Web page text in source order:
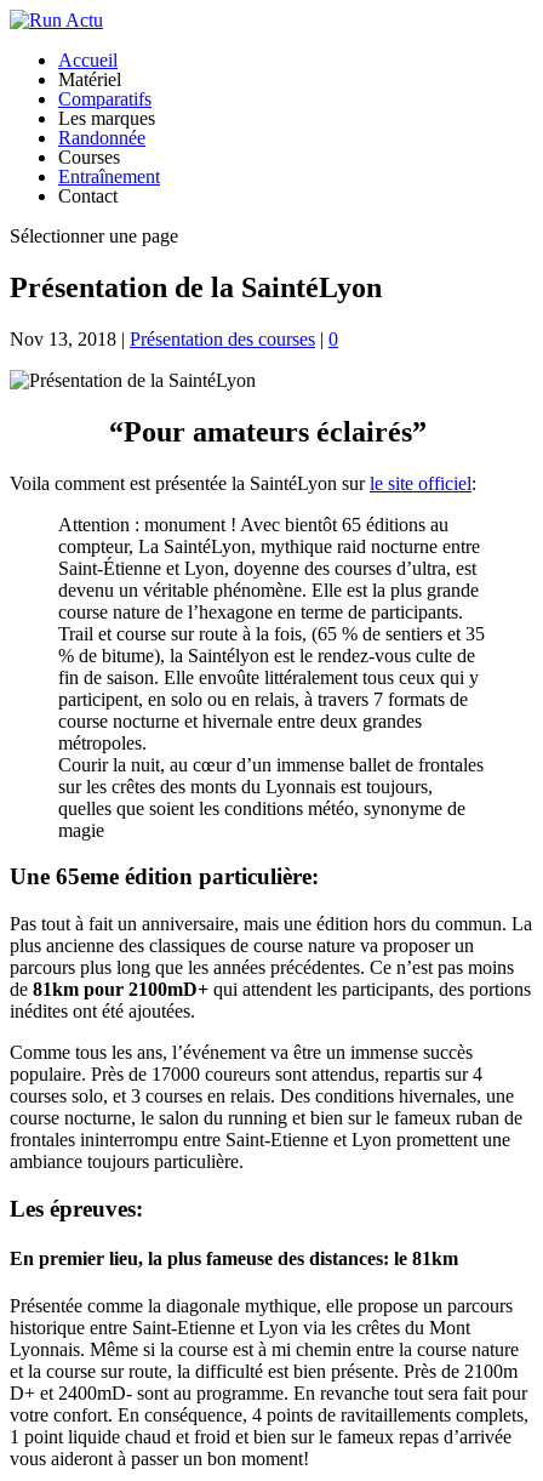
Accueil
Matériel
Comparatifs
Les marques
Randonnée
Courses
Entraînement
Contact
Sélectionner une page
Présentation de la SaintéLyon
Nov 13, 2018 | Présentation des courses | 0
“Pour amateurs éclairés”
Voila comment est présentée la SaintéLyon surle site officiel:
Attention : monument ! Avec bientôt 65 éditions au
compteur, La SaintéLyon, mythique raid nocturne entre
Saint-Étienne et Lyon, doyenne des courses d’ultra, est
devenu un véritable phénomène. Elle est la plus grande
course nature de l’hexagone en terme de participants.
Trail et course sur route à la fois, (65 % de sentiers et 35
% de bitume), la Saintélyon est le rendez-vous culte de
fin de saison. Elle envoûte littéralement tous ceux qui y
participent, en solo ou en relais, à travers 7 formats de
course nocturne et hivernale entre deux grandes
métropoles.
Courir la nuit, au cœur d’un immense ballet de frontales
sur les crêtes des monts du Lyonnais est toujours,
quelles que soient les conditions météo, synonyme de
magie
Une 65eme édition particulière:
Pas tout à fait un anniversaire, mais une édition hors du commun. La
plus ancienne des classiques de course nature va proposer un
parcours plus long que les années précédentes. Ce n’est pas moins
de 81km pour 2100mD+ qui attendent les participants, des portions
inédites ont été ajoutées.
Comme tous les ans, l’événement va être un immense succès
populaire. Près de 17000 coureurs sont attendus, repartis sur 4
courses solo, et 3 courses en relais. Des conditions hivernales, une
course nocturne, le salon du running et bien sur le fameux ruban de
frontales ininterrompu entre Saint-Etienne et Lyon promettent une
ambiance toujours particulière.
Les épreuves:
En premier lieu, la plus fameuse des distances: le 81km
Présentée comme la diagonale mythique, elle propose un parcours
historique entre Saint-Etienne et Lyon via les crêtes du Mont
Lyonnais. Même si la course est à mi chemin entre la course nature
et la course sur route, la difficulté est bien présente. Près de 2100m
D+ et 2400mD- sont au programme. En revanche tout sera fait pour
votre confort. En conséquence, 4 points de ravitaillements complets,
1 point liquide chaud et froid et bien sur le fameux repas d’arrivée
vous aideront à passer un bon moment!